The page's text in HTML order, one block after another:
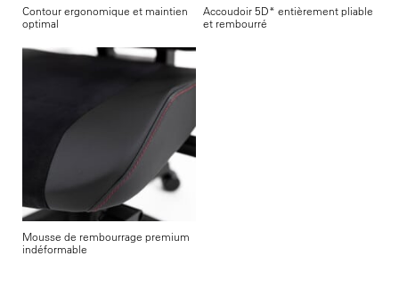
Contour ergonomique et maintien
optimal
Accoudoir 5D* entièrement pliable
et rembourré
Mousse de rembourrage premium
indéformable